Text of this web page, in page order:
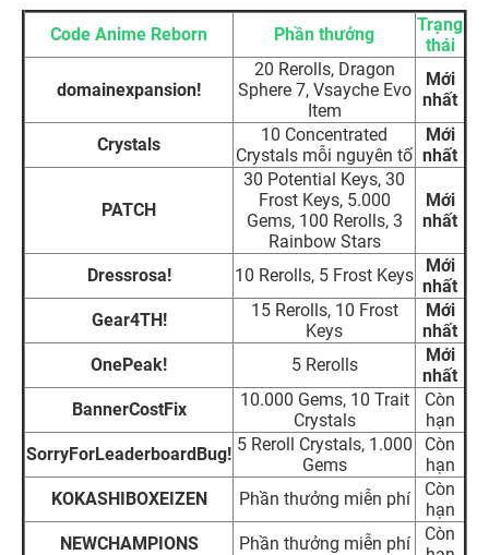
Code Anime Reborn Phần thưởng
Trạng
thái
domainexpansion!
20 Rerolls, Dragon
Sphere 7, Vsayche Evo
Item
Mới
nhất
Crystals
10 Concentrated
Crystals mỗi nguyên tố
Mới
nhất
PATCH
30 Potential Keys, 30
Frost Keys, 5.000
Gems, 100 Rerolls, 3
Rainbow Stars
Mới
nhất
Dressrosa! 10 Rerolls, 5 Frost Keys
Mới
nhất
Gear4TH!
15 Rerolls, 10 Frost
Keys
Mới
nhất
OnePeak!
5 Rerolls
Mới
nhất
BannerCostFix
10.000 Gems, 10 Trait
Crystals
Còn
hạn
SorryForLeaderboardBug! 5 Reroll Crystals, 1.000
Gems
Còn
hạn
KOKASHIBOXEIZEN
Phần thưởng miễn phí
Còn
hạn
NEWCHAMPIONS
Phần thưởng miễn phí
Còn